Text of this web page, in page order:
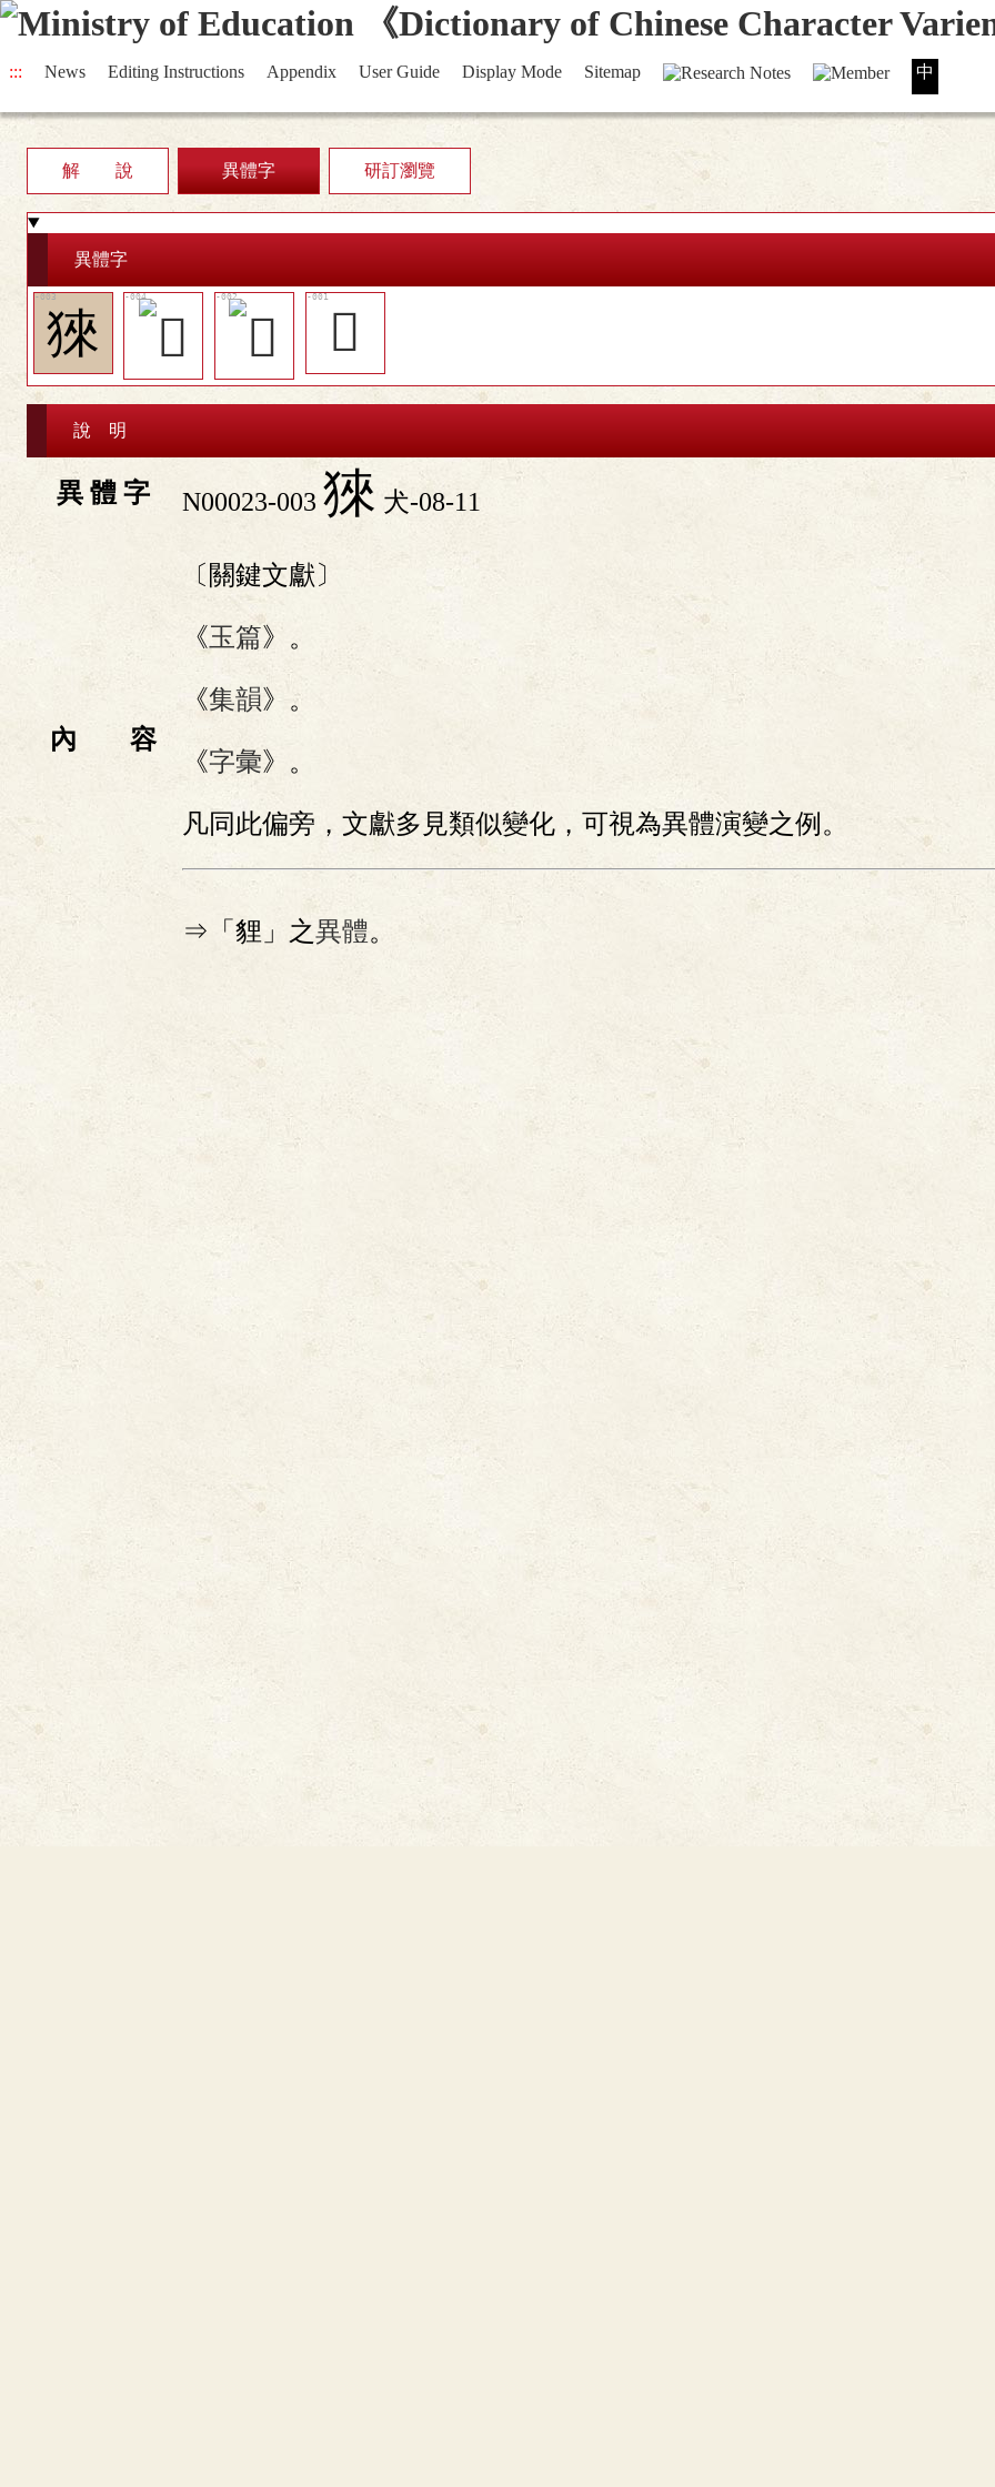
::: News Editing Instructions Appendix User Guide Display Mode Sitemap 中
解 說 異體字 研訂瀏覽
異體字
猍 𧳥
說 明
異 體 字 N00023-003 猍 犬-08-11
內 容
〔關鍵文獻〕
《玉篇》。
《集韻》。
《字彙》。
凡同此偏旁，文獻多見類似變化，可視為異體演變之例。
⇒「貍」之異體。